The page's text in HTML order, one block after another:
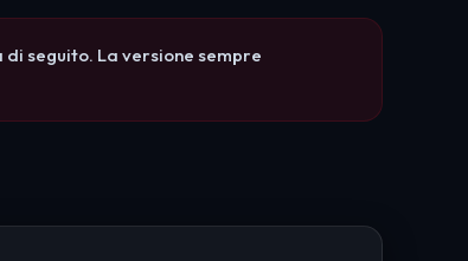
seguito. La versione sempre